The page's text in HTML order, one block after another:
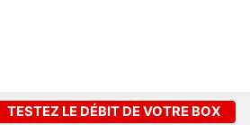
TESTEZ LE DÉBIT DE VOTRE BOX